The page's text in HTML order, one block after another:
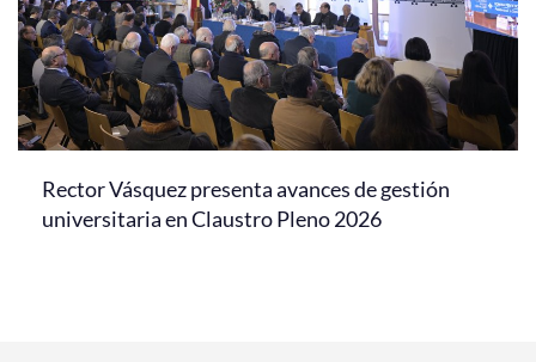
Rector Vásquez presenta avances de gestión
universitaria en Claustro Pleno 2026